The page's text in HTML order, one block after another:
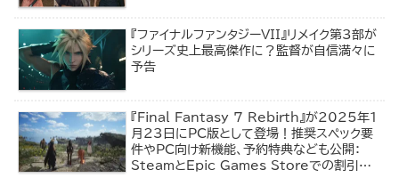
『ファイナルファンタジーVII』リメイク第3部が
シリーズ史上最高傑作に？監督が自信満々に
予告
『Final Fantasy 7 Rebirth』が2025年1
月23日にPC版として登場！推奨スペック要
件やPC向け新機能、予約特典なども公開：
SteamとEpic Games Storeでの割引情